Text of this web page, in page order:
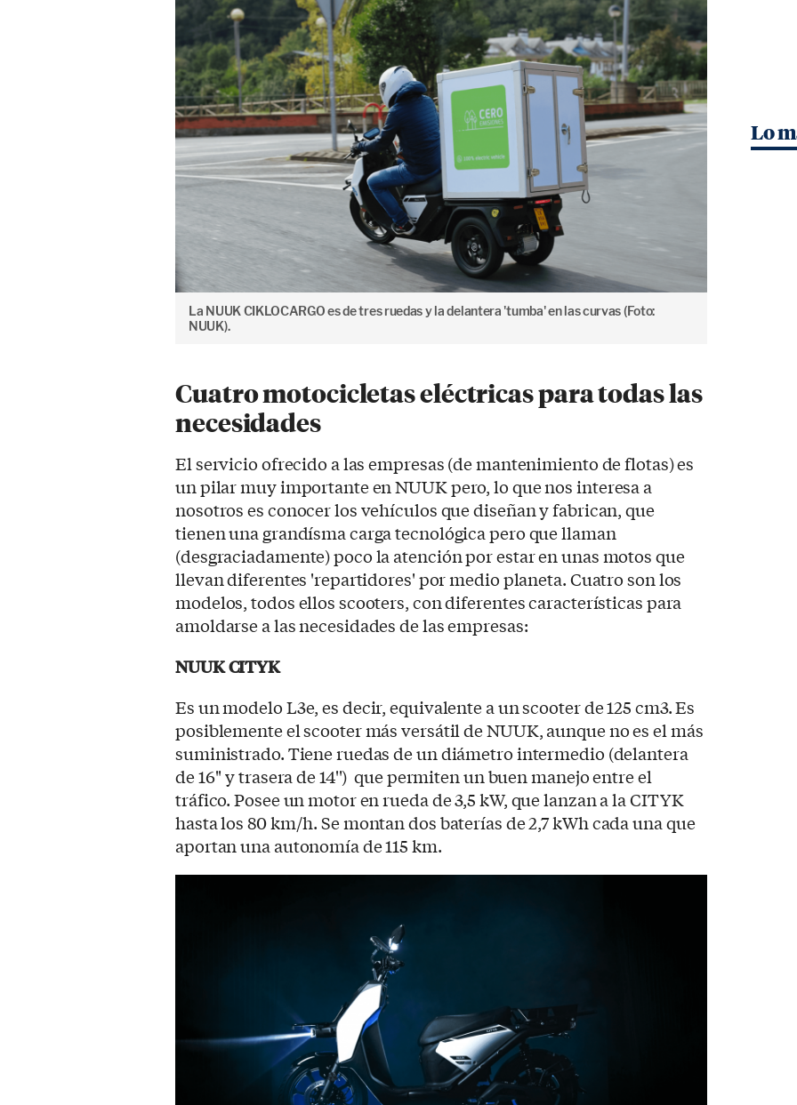
La NUUK CIKLOCARGO es de tres ruedas y la delantera 'tumba' en las curvas (Foto:
NUUK).
Cuatro motocicletas eléctricas para todas las
necesidades
El servicio ofrecido a las empresas (de mantenimiento de flotas) es
un pilar muy importante en NUUK pero, lo que nos interesa a
nosotros es conocer los vehículos que diseñan y fabrican, que
tienen una grandísma carga tecnológica pero que llaman
(desgraciadamente) poco la atención por estar en unas motos que
llevan diferentes 'repartidores' por medio planeta. Cuatro son los
modelos, todos ellos scooters, con diferentes características para
amoldarse a las necesidades de las empresas:
NUUK CITYK
Es un modelo L3e, es decir, equivalente a un scooter de 125 cm3. Es
posiblemente el scooter más versátil de NUUK, aunque no es el más
suministrado. Tiene ruedas de un diámetro intermedio (delantera
de 16'' y trasera de 14'') que permiten un buen manejo entre el
tráfico. Posee un motor en rueda de 3,5 kW, que lanzan a la CITYK
hasta los 80 km/h. Se montan dos baterías de 2,7 kWh cada una que
aportan una autonomía de 115 km.
Lo